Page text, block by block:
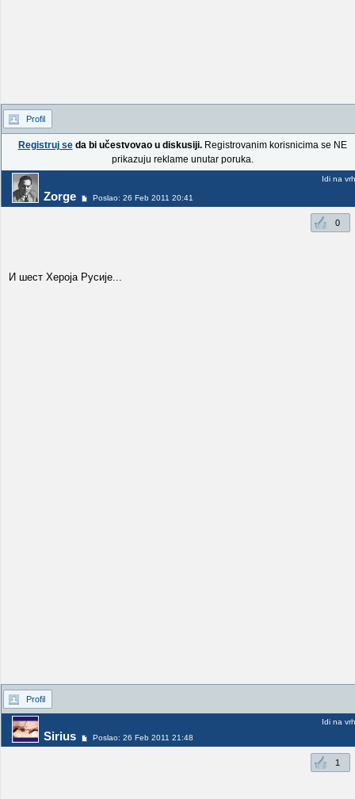
Profil
Registruj seda bi učestvovao u diskusiji.Registrovanim korisnicima se NE
prikazuju reklame unutar poruka.
Zorge Poslao: 26 Feb 2011 20:41
Idi na vrh
0
И шест Хероја Русије...
Profil
Sirius Poslao: 26 Feb 2011 21:48
Idi na vrh
1